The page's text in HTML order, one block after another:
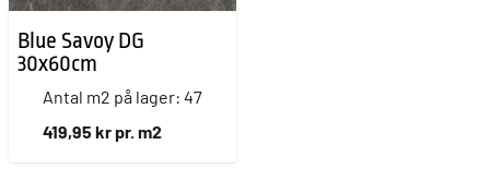
Blue Savoy DG
30x60cm
Antal m2 på lager: 47
419,95 kr pr. m2